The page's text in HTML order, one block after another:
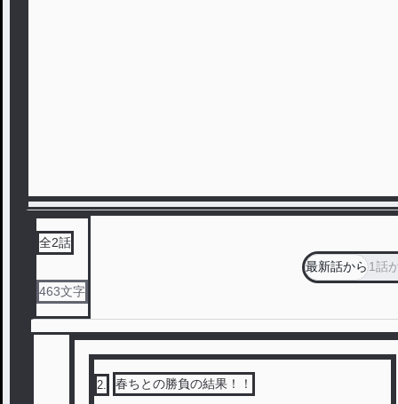
全2話
463文字
最新話から1話
2 春ちとの勝負の結果！！